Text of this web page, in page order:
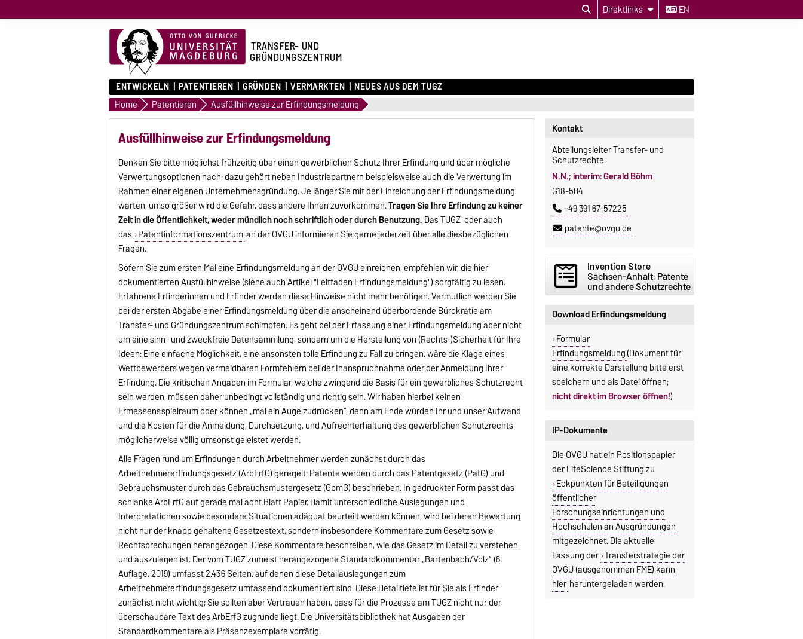
Direktlinks EN
TRANSFER- UND
GRÜNDUNGSZENTRUM
ENTWICKELN PATENTIEREN GRÜNDEN VERMARKTEN NEUES AUS DEM TUGZ
Home Patentieren Ausfüllhinweise zur Erfindungsmeldung
Ausfüllhinweise zur Erfindungsmeldung
Denken Sie bitte möglichst frühzeitig über einen gewerblichen Schutz Ihrer Erfindung und über mögliche
Verwertungsoptionen nach; dazu gehört neben Industriepartnern beispielsweise auch die Verwertung im
Rahmen einer eigenen Unternehmensgründung. Je länger Sie mit der Einreichung der Erfindungsmeldung
warten, umso größer wird die Gefahr, dass andere Ihnen zuvorkommen.Tragen Sie Ihre Erfindung zu keiner
Zeit in die Öffentlichkeit, weder mündlich noch schriftlich oder durch Benutzung. Das TUGZ oder auch
das Patentinformationszentrum an der OVGU informieren Sie gerne jederzeit über alle diesbezüglichen
Fragen.
Sofern Sie zum ersten Mal eine Erfindungsmeldung an der OVGU einreichen, empfehlen wir, die hier
dokumentierten Ausfüllhinweise (siehe auch Artikel "Leitfaden Erfindungsmeldung") sorgfältig zu lesen.
Erfahrene Erfinderinnen und Erfinder werden diese Hinweise nicht mehr benötigen. Vermutlich werden Sie
bei der ersten Abgabe einer Erfindungsmeldung über die anscheinend überbordende Bürokratie am
Transfer- und Gründungszentrum schimpfen. Es geht bei der Erfassung einer Erfindungsmeldung aber nicht
um eine sinn- und zweckfreie Datensammlung, sondern um die Herstellung von (Rechts-)Sicherheit für Ihre
Ideen: Eine einfache Möglichkeit, eine ansonsten tolle Erfindung zu Fall zu bringen, wäre die Klage eines
Wettbewerbers wegen vermeidbaren Formfehlern bei der Inanspruchnahme oder der Anmeldung Ihrer
Erfindung. Die kritischen Angaben im Formular, welche zwingend die Basis für ein gewerbliches Schutzrecht
sein werden, müssen daher unbedingt vollständig und richtig sein. Wir haben hierbei keinen
Ermessensspielraum oder können „mal ein Auge zudrücken“, denn am Ende würden Ihr und unser Aufwand
und die Kosten für die Anmeldung, Durchsetzung, und Aufrechterhaltung des gewerblichen Schutzrechts
möglicherweise völlig umsonst geleistet werden.
Alle Fragen rund um Erfindungen durch Arbeitnehmer werden zunächst durch das
Arbeitnehmererfindungsgesetz (ArbErfG) geregelt; Patente werden durch das Patentgesetz (PatG) und
Gebrauchsmuster durch das Gebrauchsmustergesetz (GbmG) beschrieben. In gedruckter Form passt das
schlanke ArbErfG auf gerade mal acht Blatt Papier. Damit unterschiedliche Auslegungen und
Interpretationen sowie besondere Situationen adäquat beurteilt werden können, wird bei deren Bewertung
nicht nur der knapp gehaltene Gesetzestext, sondern insbesondere Kommentare zum Gesetz sowie
Rechtsprechungen herangezogen. Diese Kommentare beschreiben, wie das Gesetz im Detail zu verstehen
und auszulegen ist. Der vom TUGZ zumeist herangezogene Standardkommentar „Bartenbach/Volz“ (6.
Auflage, 2019) umfasst 2.436 Seiten, auf denen diese Detailauslegungen zum
Arbeitnehmererfindungsgesetz umfassend dokumentiert sind. Diese Detailtiefe ist für Sie als Erfinder
zunächst nicht wichtig; Sie sollten aber Vertrauen haben, dass für die Prozesse am TUGZ nicht nur der
überschaubare Text des ArbErfG zugrunde liegt. Die Universitätsbibliothek hat Ausgaben der
Standardkommentare als Präsenzexemplare vorrätig.
Kontakt
Abteilungsleiter Transfer- und
Schutzrechte
N.N.; interim: Gerald Böhm
G18-504
+49 391 67-57225
patente@ovgu.de
Invention Store
Sachsen-Anhalt: Patente
und andere Schutzrechte
Download Erfindungsmeldung
Formular
Erfindungsmeldung(Dokument für
eine korrekte Darstellung bitte erst
speichern und als Datei öffnen;
nicht direkt im Browser öffnen!)
IP-Dokumente
Die OVGU hat ein Positionspapier
der LifeScience Stiftung zu
Eckpunkten für Beteiligungen
öffentlicher
Forschungseinrichtungen und
Hochschulen an Ausgründungen
mitgezeichnet. Die aktuelle
Fassung der Transferstrategie der
OVGU (ausgenommen FME) kann
hier heruntergeladen werden.